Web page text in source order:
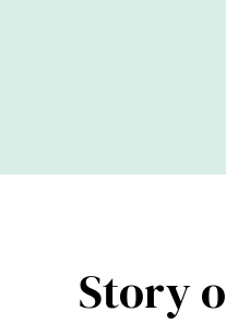
Story